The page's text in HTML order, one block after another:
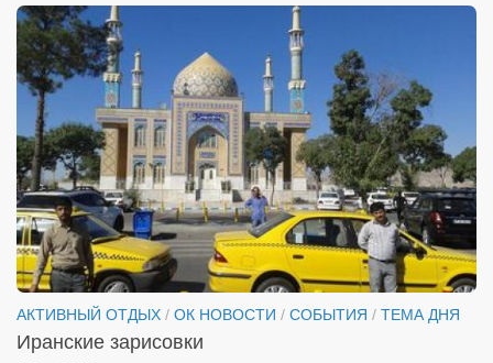
АКТИВНЫЙ ОТДЫХ / ОК НОВОСТИ / СОБЫТИЯ / ТЕМА ДНЯ
Иранские зарисовки